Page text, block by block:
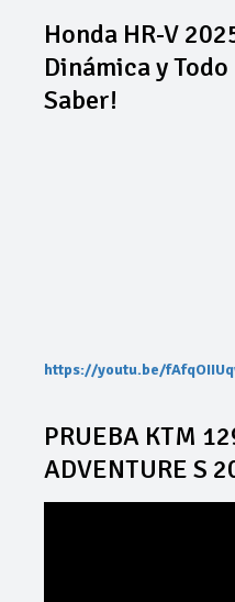
Honda HR-V
Dinámica y
Saber!
https://youtu.be/
PRUEBA KTM
ADVENTURE S